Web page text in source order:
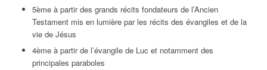
5ème à partir des grands récits fondateurs de l’Ancien
Testament mis en lumière par les récits des évangiles et de la
vie de Jésus
4ème à partir de l’évangile de Luc et notamment des
principales paraboles